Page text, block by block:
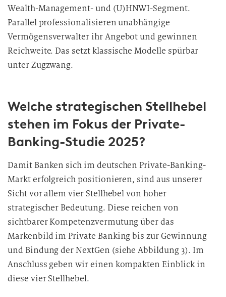
Wealth-Management- und (U)HNWI-Segment.
Parallel professionalisieren unabhängige
Vermögensverwalter ihr Angebot und gewinnen
Reichweite. Das setzt klassische Modelle spürbar
unter Zugzwang.
Welche strategischen Stellhebel
stehen im Fokus der Private-
Banking-Studie 2025?
Damit Banken sich im deutschen Private-Banking-
Markt erfolgreich positionieren, sind aus unserer
Sicht vor allem vier Stellhebel von hoher
strategischer Bedeutung. Diese reichen von
sichtbarer Kompetenzvermutung über das
Markenbild im Private Banking bis zur Gewinnung
und Bindung der NextGen (siehe Abbildung 3). Im
Anschluss geben wir einen kompakten Einblick in
diese vier Stellhebel.